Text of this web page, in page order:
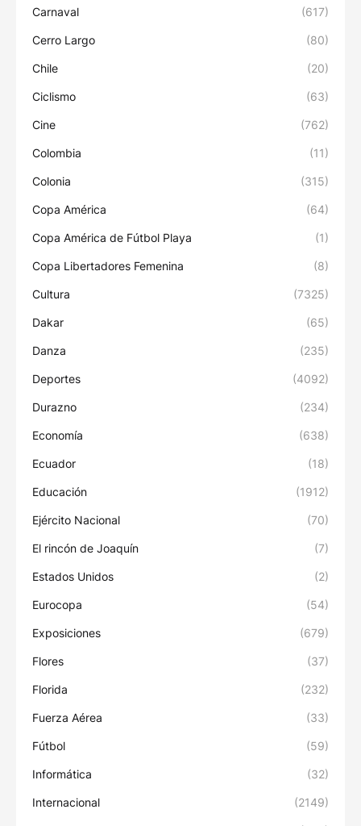
Carnaval (617)
Cerro Largo (80)
Chile (20)
Ciclismo (63)
Cine (762)
Colombia (11)
Colonia (315)
Copa América (64)
Copa América de Fútbol Playa (1)
Copa Libertadores Femenina (8)
Cultura (7325)
Dakar (65)
Danza (235)
Deportes (4092)
Durazno (234)
Economía (638)
Ecuador (18)
Educación (1912)
Ejército Nacional (70)
El rincón de Joaquín (7)
Estados Unidos (2)
Eurocopa (54)
Exposiciones (679)
Flores (37)
Florida (232)
Fuerza Aérea (33)
Fútbol (59)
Informática (32)
Internacional (2149)